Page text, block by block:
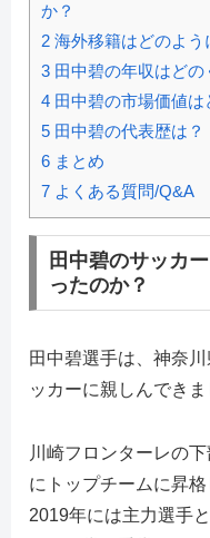
か？
2 海外移籍はどのよう
3 田中碧の年収はどの
4 田中碧の市場価値は
5 田中碧の代表歴は？
6 まとめ
7 よくある質問/Q&A
田中碧のサッカ
ったのか？
田中碧選手は、神奈
ッカーに親しんできま
川崎フロンターレの
にトップチームに昇格
2019年には主力選手